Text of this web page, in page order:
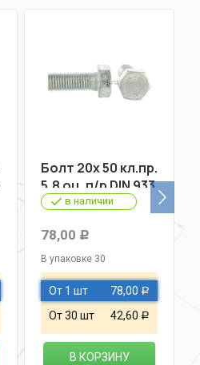
Болт 20х 50 кл.пр.
5,8 оц. п/р DIN 933
в наличии
78,00 Р
В упаковке 30
От 1 шт 78,00 Р
От 30 шт 42,60 Р
В КОРЗИНУ